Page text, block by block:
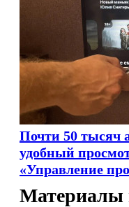
Почти 50 тысяч
удобный
«Управление
Материалы